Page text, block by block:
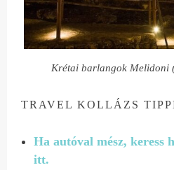
Krétai barlangok Melidoni
TRAVEL KOLLÁZS
Ha autóval mész, keress
itt.